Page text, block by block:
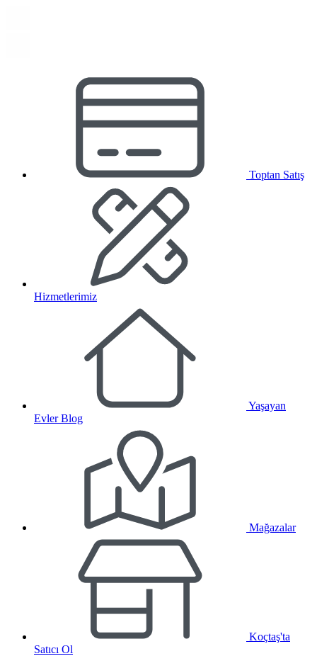
Toptan Satış
Hizmetlerimiz
Yaşayan
Evler Blog
Mağazalar
Koçtaş'ta
Satıcı Ol